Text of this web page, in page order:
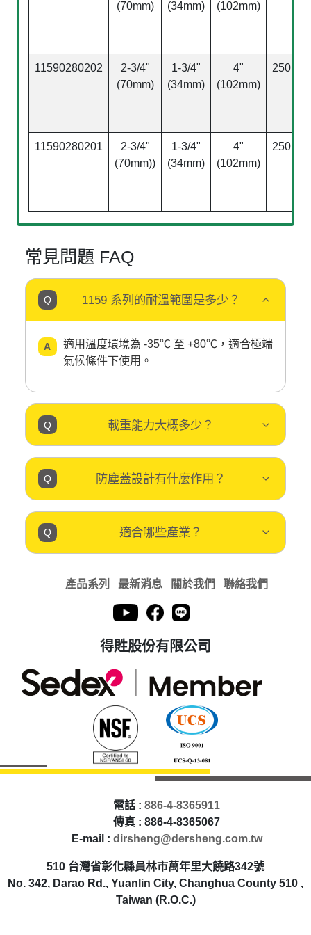
(70mm)
(34mm)
(102mm)
11590280202
2-3/4"
(70mm)
1-3/4"
(34mm)
4"
(102mm)
11590280201
2-3/4"
(70mm))
1-3/4"
(34mm)
4"
(102mm)
常見問題 FAQ
1159 系列的耐溫範圍是多少？
適用溫度環境為 -35℃ 至 +80℃，適合極端
氣候條件下使用。
載重能力大概多少？
防塵蓋設計有什麼作用？
適合哪些產業？
產品系列 最新消息 關於我們 聯絡我們
得貹股份有限公司
電話 : 886-4-8365911
傳真 : 886-4-8365067
E-mail : dirsheng@dersheng.com.tw
510 台灣省彰化縣員林市萬年里大饒路342號
No. 342, Darao Rd., Yuanlin City, Changhua County 510 ,
Taiwan (R.O.C.)